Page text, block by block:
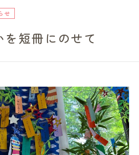
せ
短冊にのせて